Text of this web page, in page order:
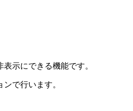
示にできる機能です。
で行います。